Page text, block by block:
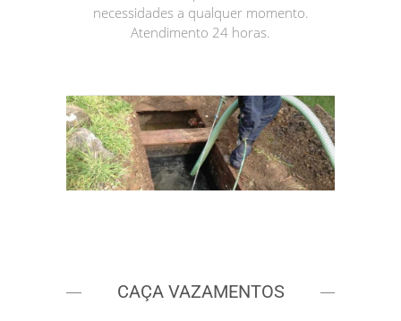
necessidades a qualquer momento.
Atendimento 24 horas.
CAÇA VAZAMENTOS